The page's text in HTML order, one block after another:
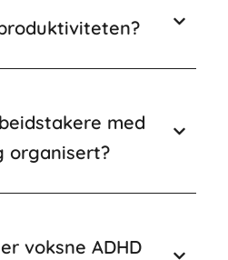
med
organisert?
voksne ADHD